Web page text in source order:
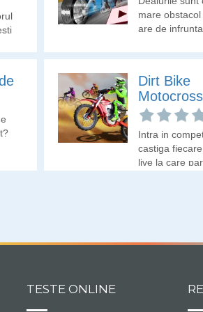
mare
are de
Dirt Bike
Motocross
Intra in
castiga
live la care
TESTE ONLINE